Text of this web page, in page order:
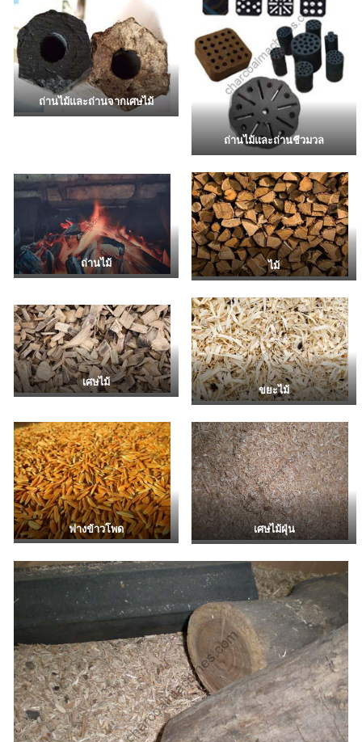
ถ่านไม้และถ่านจากเศษไม้
ถ่านไม้และถ่านชีวมวล
ถ่านไม้ ไม้
เศษไม้
ขยะไม้
ฟางข้าวโพด เศษไม้ฝุ่น